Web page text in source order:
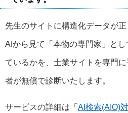
先生のサイトに構造化データが正
AIから見て「本物の専門家」と
ているかを、士業サイトを専門
者が無償で診断いたします。
サービスの詳細は「 AI検索(AIO)